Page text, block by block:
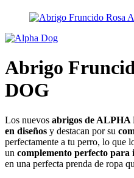
Abrigo
DOG
Los nuevos abrigos de ALPHA
en diseños y destacan por su
perfectamente a tu perro, lo que
un complemento perfecto
en una perfecta prenda de ropa